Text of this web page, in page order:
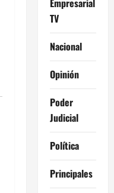
TV
Nacional
Opinión
Poder
Judicial
Política
Principales